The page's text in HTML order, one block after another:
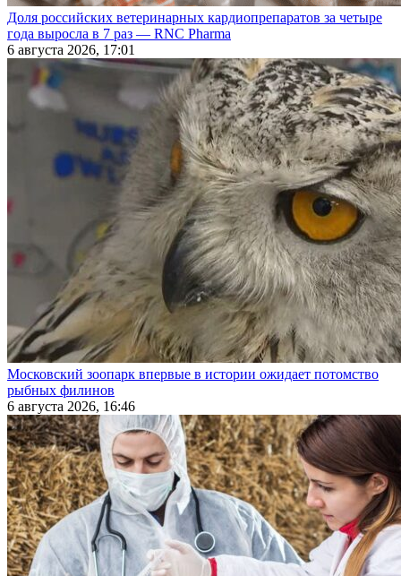
Доля российских ветеринарных кардиопрепаратов за четыре
года выросла в 7 раз — RNC Pharma
6 августа 2026, 17:01
Московский зоопарк впервые в истории ожидает потомство
рыбных филинов
6 августа 2026, 16:46